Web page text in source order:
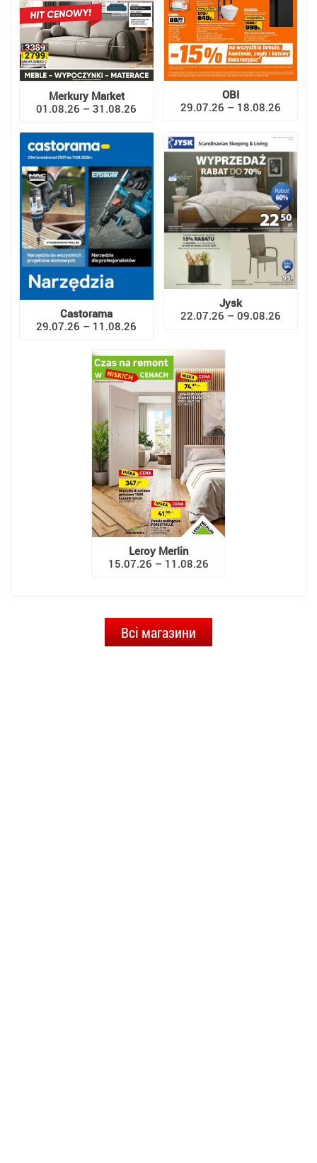
Merkury Market
01.08.26 – 31.08.26
OBI
29.07.26 – 18.08.26
Castorama
29.07.26 – 11.08.26
Jysk
22.07.26 – 09.08.26
Leroy Merlin
15.07.26 – 11.08.26
Всі магазини